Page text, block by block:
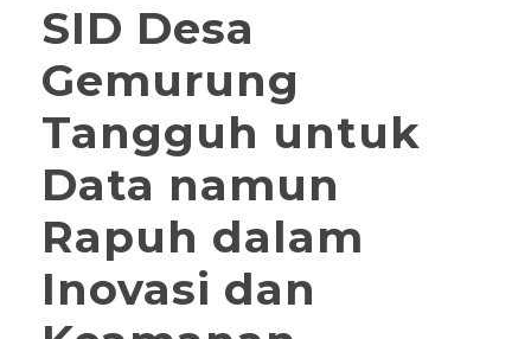
SID Desa
Gemurung
Tangguh untuk
Data namun
Rapuh dalam
Inovasi dan